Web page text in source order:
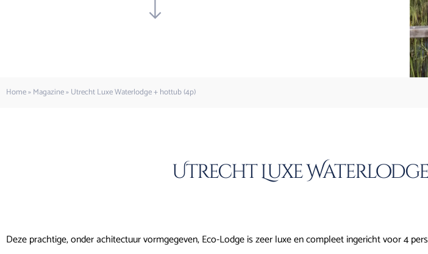
Home»Magazine»Utrecht Luxe Waterlodge + hottub (4p)
Utrecht Luxe Waterlodge
Deze prachtige, onder achitectuur vormgegeven, Eco-Lodge is zeer luxe en compleet ingericht voor 4